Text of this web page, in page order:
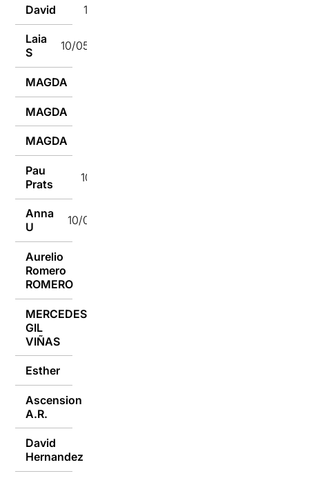
David 10/05/2022
Laia
S
10/05/2022
MAGDA
MAGDA
MAGDA
Pau
Prats
10/05/2022
Anna
U
10/05/2022
Aurelio
Romero
ROMERO
MERCEDES
GIL
VIÑAS
Esther
Ascension
A.R.
David
Hernandez